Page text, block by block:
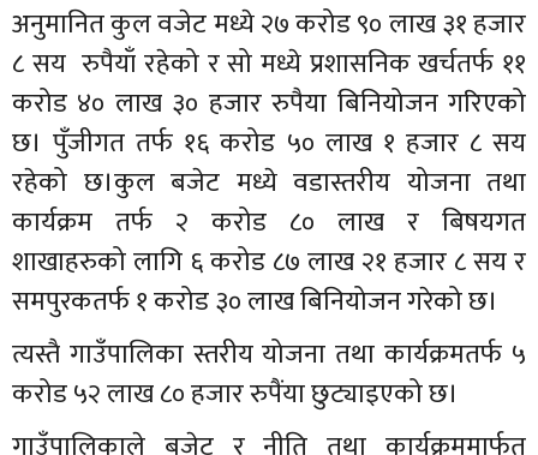
अनुमानित कुल वजेट मध्ये २७ करोड ९० लाख ३१ हजार
८ सय रुपैयाँ रहेको र सो मध्ये प्रशासनिक खर्चतर्फ ११
करोड ४० लाख ३० हजार रुपैया बिनियोजन गरिएको
छ। पुँजीगत तर्फ १६ करोड ५० लाख १ हजार ८ सय
रहेको छ।कुल बजेट मध्ये वडास्तरीय योजना तथा
कार्यक्रम तर्फ २ करोड ८० लाख र बिषयगत
शाखाहरुको लागि ६ करोड ८७ लाख २१ हजार ८ सय र
समपुरकतर्फ १ करोड ३० लाख बिनियोजन गरेको छ।
त्यस्तै गाउँपालिका स्तरीय योजना तथा कार्यक्रमतर्फ ५
करोड ५२ लाख ८० हजार रुपैंया छुट्याइएको छ।